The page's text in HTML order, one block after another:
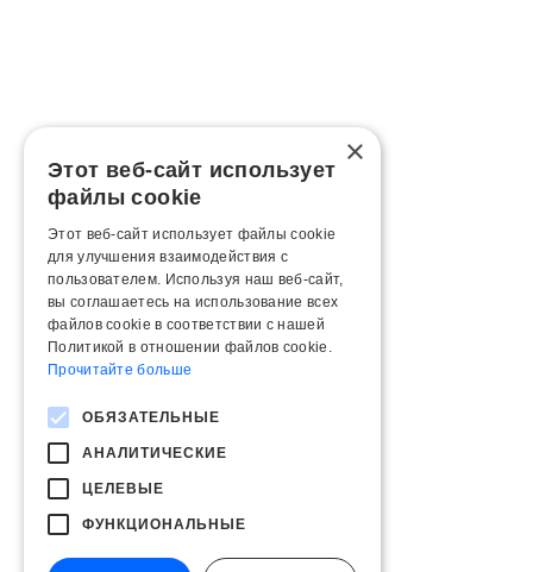
×
Этот веб-сайт использует
файлы cookie
Этот веб-сайт использует файлы cookie
для улучшения взаимодействия с
пользователем. Используя наш веб-сайт,
вы соглашаетесь на использование всех
файлов cookie в соответствии с нашей
Политикой в ​​отношении файлов cookie.
Прочитайте больше
ОБЯЗАТЕЛЬНЫЕ
АНАЛИТИЧЕСКИЕ
ЦЕЛЕВЫЕ
ФУНКЦИОНАЛЬНЫЕ